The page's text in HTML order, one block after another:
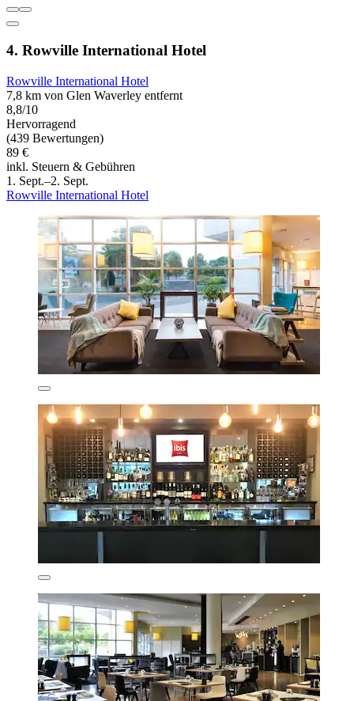
4. Rowville International Hotel
Rowville International Hotel
7,8 km von Glen Waverley entfernt
8,8/10
Hervorragend
(439 Bewertungen)
89 €
inkl. Steuern & Gebühren
1. Sept.–2. Sept.
Rowville International Hotel